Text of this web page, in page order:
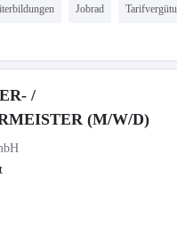
Jobrad
/
(M/W/D)